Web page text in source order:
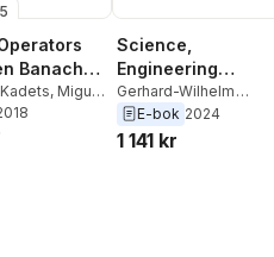
Banach
, Miguel
Merí
Science,
Engineering
Management and
Information
Technology
Gerhard-Wilhelm
Weber,Erfan Babaee
Tirkolaee
E-bok 2024
1 141 kr